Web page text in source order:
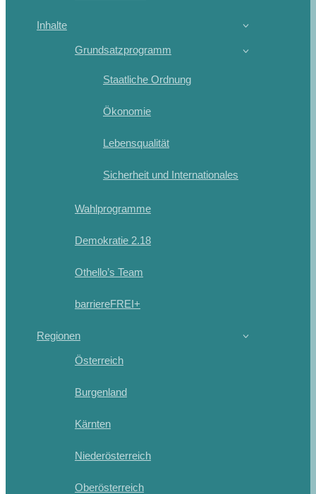
Inhalte
Grundsatzprogramm
Staatliche Ordnung
Ökonomie
Lebensqualität
Sicherheit und Internationales
Wahlprogramme
Demokratie 2.18
Othello’s Team
barriereFREI+
Regionen
Österreich
Burgenland
Kärnten
Niederösterreich
Oberösterreich